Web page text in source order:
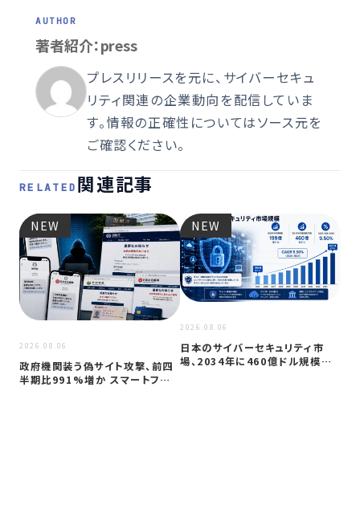
著者紹介：press
プレスリリースを元に、サイバーセキュ
リティ関連の企業動向を配信していま
す。情報の正確性についてはソース元を
ご確認ください。
RELATED 関連記事
NEW
2026.08.06
政府機関装う偽サイト攻撃、前四
半期比991%増か スマートフォン
NEW
2026.08.06
日本のサイバーセキュリティ市
場、2034年に460億ドル規模へ